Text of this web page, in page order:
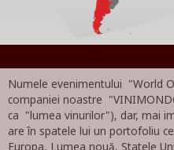
Numele evenimentului "World
companiei noastre
ca "lumea vinurilor"), dar, mai
are în spatele lui un portofoliu
Europa, Lumea nouă, Statele